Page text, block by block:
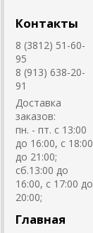
Контакты
8 (3812) 51-60-
95
8 (913) 638-20-
91
Доставка
заказов:
пн. - пт. с 13:00
до 16:00, с 18:00
до 21:00;
сб.13:00 до
16:00, с 17:00 до
20:00;
Главная